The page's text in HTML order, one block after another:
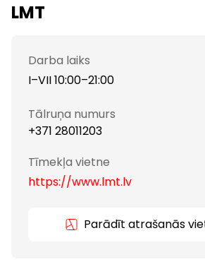
LMT
Darba laiks
I–VII 10:00–21:00
Tālruņa numurs
+371 28011203
Tīmekļa vietne
https://www.lmt.lv
Parādīt atrašanās